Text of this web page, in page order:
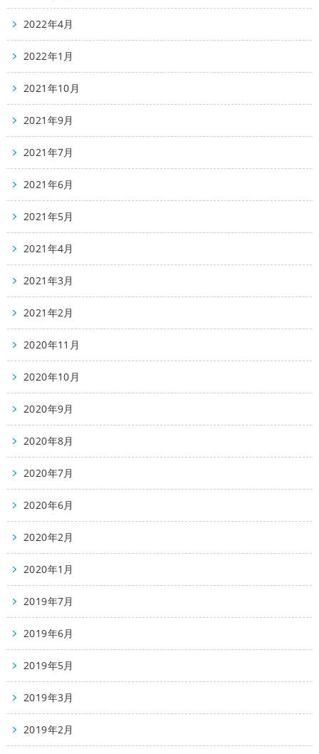
2022年4月
2022年1月
2021年10月
2021年9月
2021年7月
2021年6月
2021年5月
2021年4月
2021年3月
2021年2月
2020年11月
2020年10月
2020年9月
2020年8月
2020年7月
2020年6月
2020年2月
2020年1月
2019年7月
2019年6月
2019年5月
2019年3月
2019年2月